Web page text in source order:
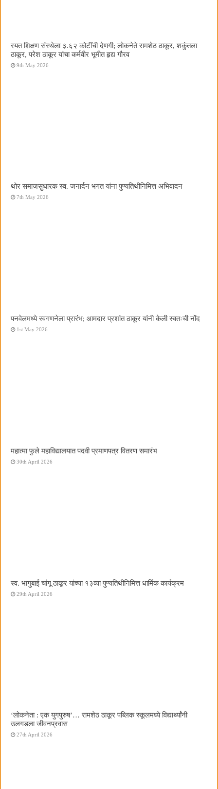
रयत शिक्षण संस्थेला ३.६२ कोटींची देणगी; लोकनेते रामशेठ ठाकूर, शकुंतला
ठाकूर, परेश ठाकूर यांचा कर्मवीर भूमीत हृद्य गौरव
9th May 2026
थोर समाजसुधारक स्व. जनार्दन भगत यांना पुण्यतिथीनिमित्त अभिवादन
7th May 2026
पनवेलमध्ये स्वगणनेला प्रारंभ; आमदार प्रशांत ठाकूर यांनी केली स्वतःची नोंद
1st May 2026
महात्मा फुले महाविद्यालयात पदवी प्रमाणपत्र वितरण समारंभ
30th April 2026
स्व. भागुबाई चांगू ठाकूर यांच्या १३व्या पुण्यतिथीनिमित्त धार्मिक कार्यक्रम
29th April 2026
‌‘लोकनेता : एक युगपुरुष‌’… रामशेठ ठाकूर पब्लिक स्कूलमध्ये विद्यार्थ्यांनी
उलगडला जीवनप्रवास
27th April 2026